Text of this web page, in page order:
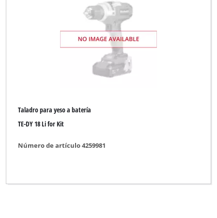
Taladro para yeso a batería
TE-DY 18 Li for Kit
Número de artículo 4259981